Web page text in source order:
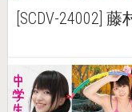
[SCDV-24002]